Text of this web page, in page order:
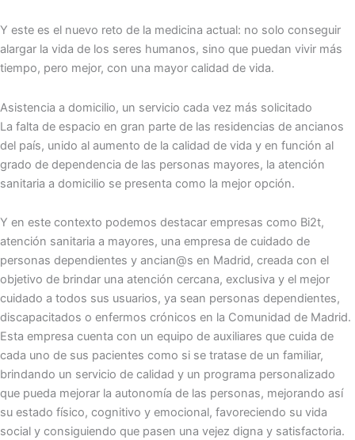
Y este es el nuevo reto de la medicina actual: no solo conseguir
alargar la vida de los seres humanos, sino que puedan vivir más
tiempo, pero mejor, con una mayor calidad de vida.
Asistencia a domicilio, un servicio cada vez más solicitado
La falta de espacio en gran parte de las residencias de ancianos
del país, unido al aumento de la calidad de vida y en función al
grado de dependencia de las personas mayores, la atención
sanitaria a domicilio se presenta como la mejor opción.
Y en este contexto podemos destacar empresas como Bi2t,
atención sanitaria a mayores, una empresa de cuidado de
personas dependientes y ancian@s en Madrid, creada con el
objetivo de brindar una atención cercana, exclusiva y el mejor
cuidado a todos sus usuarios, ya sean personas dependientes,
discapacitados o enfermos crónicos en la Comunidad de Madrid.
Esta empresa cuenta con un equipo de auxiliares que cuida de
cada uno de sus pacientes como si se tratase de un familiar,
brindando un servicio de calidad y un programa personalizado
que pueda mejorar la autonomía de las personas, mejorando así
su estado físico, cognitivo y emocional, favoreciendo su vida
social y consiguiendo que pasen una vejez digna y satisfactoria.